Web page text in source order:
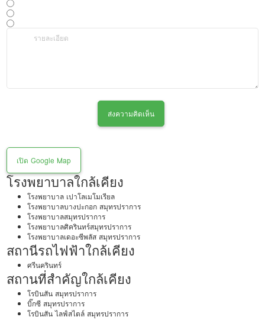
ส่งความคิดเห็น
เปิด Google Map
โรงพยาบาลใกล้เคียง
โรงพยาบาล เปาโลเมโมเรียล
โรงพยาบาลบางปะกอก สมุทรปราการ
โรงพยาบาลสมุทรปราการ
โรงพยาบาลศิครินทร์สมุทรปราการ
โรงพยาบาลเดอะซีพลัส สมุทรปราการ
สถานีรถไฟฟ้าใกล้เคียง
ศรีนครินทร์
สถานที่สำคัญใกล้เคียง
โรบินสัน สมุทรปราการ
บิ๊กซี สมุทรปราการ
โรบินสัน ไลฟ์สไตล์ สมุทรปราการ